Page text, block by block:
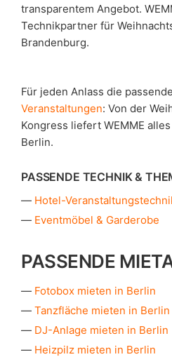
transparentem Angebot.
Technikpartner für
Brandenburg.
Für jeden Anlass die passende
Veranstaltungen: Von der
Kongress liefert WEMME
Berlin.
PASSENDE TECHNIK &
Hotel-
Eventmöbel & Garderobe
PASSENDE
Fotobox mieten in Berlin
Tanzfläche mieten in Berlin
DJ-Anlage mieten in Berlin
Heizpilz mieten in Berlin